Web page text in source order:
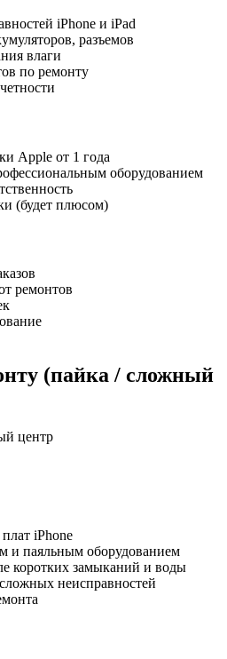
iPhone и iPad
разъемов
влаги
по ремонту
Apple от 1 года
оборудованием
(будет плюсом)
ремонтов
(пайка / сложный
центр
iPhone
и паяльным оборудованием
коротких замыканий и воды
неисправностей